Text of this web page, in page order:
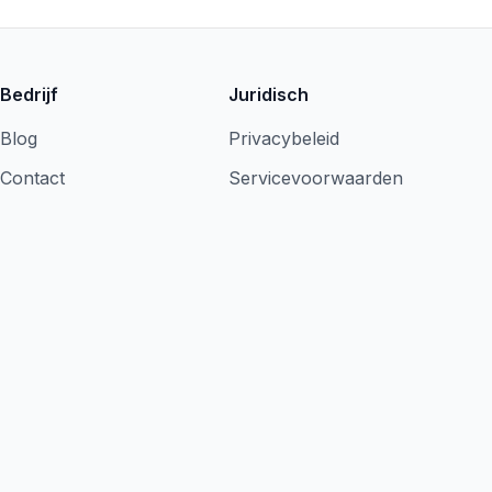
Bedrijf
Blog
Contact
Juridisch
Privacybeleid
Servicevoorwaarden